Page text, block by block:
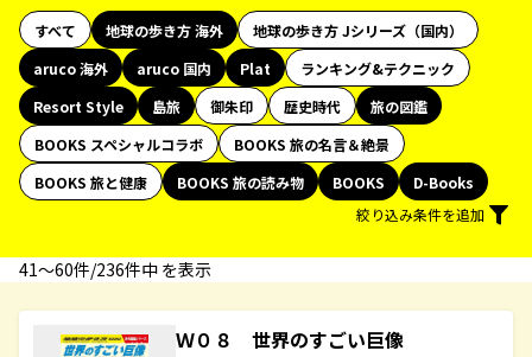
すべて 地球の歩き方 海外
地球の歩き方 Jシリーズ（国内）
aruco 海外
aruco 国内 Plat
ランキング&テクニック
Resort Style
島旅 御朱印 歴史時代
旅の図鑑
BOOKS スペシャルコラボ
BOOKS 旅の名言＆絶景
BOOKS 旅と健康
BOOKS 旅の読み物 BOOKS
D-Books
絞り込み条件を追加
41〜60件/236件中 を表示
Ｗ０８ 世界のすごい巨像